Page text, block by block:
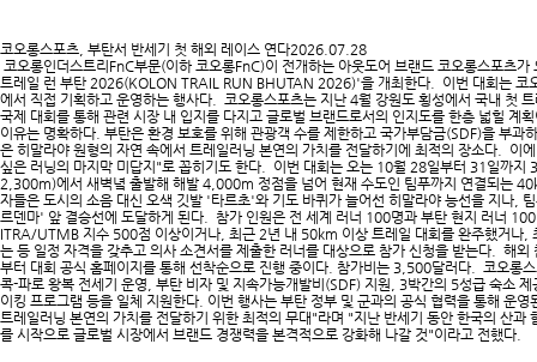
코오롱스포츠, 부탄서 반세기 첫 해외 레이스 연다2026.07.28
코오롱인더스트리FnC부문(이하 코오롱FnC)이 전개하는 아웃도어 브랜드 코오롱스포츠
트레일 런 부탄 2026(KOLON TRAIL RUN BHUTAN 2026)'을 개최한다. 이번 대회는 코
에서 직접 기획하고 운영하는 행사다. 코오롱스포츠는 지난 4월 강원도 횡성에서 국내 첫
국제 대회를 통해 관련 시장 내 입지를 다지고 글로벌 브랜드로서의 인지도를 한층 넓힐 계
이유는 명확하다. 부탄은 환경 보호를 위해 관광객 수를 제한하고 국가부담금(SDF)을 부과
은 히말라야 원형의 자연 속에서 트레일러닝 본연의 가치를 전달하기에 최적의 장소다. 이
싶은 러닝의 마지막 미답지"로 꼽히기도 한다. 이번 대회는 오는 10월 28일부터 31일까지
2,300m)에서 새벽녘 출발해 해발 4,000m 정점을 넘어 현재 수도인 팀푸까지 연결되는
자들은 도시의 소음 대신 오색 깃발 '타르초'와 기도 바퀴가 늘어선 히말라야 능선을 지나,
르덴마' 앞 결승선에 도달하게 된다. 참가 인원은 전 세계 러너 100명과 부탄 현지 러너
ITRA/UTMB 지수 500점 이상이거나, 최근 2년 내 50km 이상 트레일 대회를 완주했거나
는 등 일정 자격을 갖추고 의사 소견서를 제출한 러너를 대상으로 참가 신청을 받는다. 해
부터 대회 공식 홈페이지를 통해 선착순으로 진행 중이다. 참가비는 3,500달러다. 코오롱
콕-파로 왕복 전세기 운영, 부탄 비자 및 지속가능개발비(SDF) 지원, 3박간의 5성급 숙소
이킹 프로그램 등을 일체 지원한다. 이번 행사는 부탄 정부 및 군과의 공식 협력을 통해 운
트레일러닝 본연의 가치를 전달하기 위한 최적의 무대"라며 "지난 반세기 동안 한국의 산과
를 시작으로 글로벌 시장에서 브랜드 경쟁력을 본격적으로 강화해 나갈 것"이라고 전했다.​